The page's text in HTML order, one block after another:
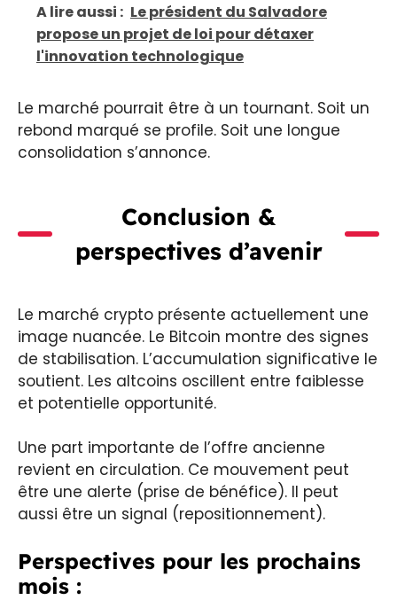
A lire aussi : Le président du Salvadore
propose un projet de loi pour détaxer
l'innovation technologique
Le marché pourrait être à un tournant. Soit un
rebond marqué se profile. Soit une longue
consolidation s’annonce.
Conclusion &
perspectives d’avenir
Le marché crypto présente actuellement une
image nuancée. Le Bitcoin montre des signes
de stabilisation. L’accumulation significative le
soutient. Les altcoins oscillent entre faiblesse
et potentielle opportunité.
Une part importante de l’offre ancienne
revient en circulation. Ce mouvement peut
être une alerte (prise de bénéfice). Il peut
aussi être un signal (repositionnement).
Perspectives pour les prochains
mois :